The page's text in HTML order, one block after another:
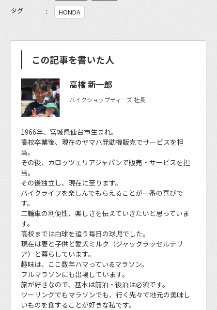
タグ
HONDA
この記事を書いた人
高橋 新一郎
バイクショップティーズ 社長
1966年、宮城県仙台市生まれ。
高校卒業後、現在のヤマハ発動機販売でサービスを担
当。
その後、カロッツェリアジャパンで販売・サービスを担
当。
その後独立し、現在に至ります。
バイクライフを楽しんでもらえることが一番の喜びで
す。
二輪車の利便性、楽しさを伝えていきたいと思っていま
す。
高校までは白球を追う毎日の球児でした。
現在は妻と子供と愛犬ミルク（ジャックラッセルテリ
ア）と暮らしています。
趣味は、ここ数年ハマっているマラソン。
フルマラソンにも出場しています。
旅が好きなので、基本は前泊・後泊は必須です。
ツーリングでもマラソンでも、行く先々で地元の美味し
いものを食することが好きな私です。